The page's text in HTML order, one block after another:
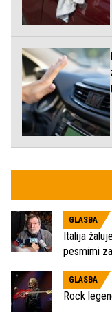
GLASBA
Italija
pesmimi
GLASBA
Rock